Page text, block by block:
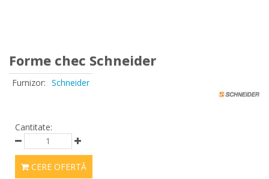
Forme chec Schneider
Furnizor: Schneider
Cantitate:
CERE OFERTĂ